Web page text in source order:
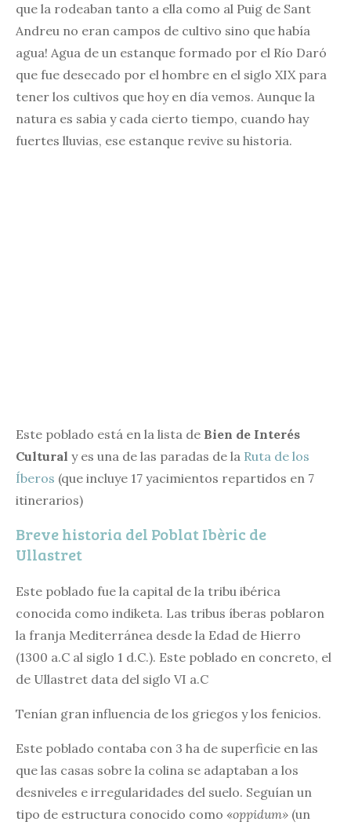
que la rodeaban tanto a ella como al Puig de Sant
Andreu no eran campos de cultivo sino que había
agua! Agua de un estanque formado por el Río Daró
que fue desecado por el hombre en el siglo XIX para
tener los cultivos que hoy en día vemos. Aunque la
natura es sabia y cada cierto tiempo, cuando hay
fuertes lluvias, ese estanque revive su historia.
Este poblado está en la lista de Bien de Interés
Cultural y es una de las paradas de la Ruta de los
Íberos (que incluye 17 yacimientos repartidos en 7
itinerarios)
Breve historia del Poblat Ibèric de
Ullastret
Este poblado fue la capital de la tribu ibérica
conocida como indiketa. Las tribus íberas poblaron
la franja Mediterránea desde la Edad de Hierro
(1300 a.C al siglo 1 d.C.). Este poblado en concreto, el
de Ullastret data del siglo VI a.C
Tenían gran influencia de los griegos y los fenicios.
Este poblado contaba con 3 ha de superficie en las
que las casas sobre la colina se adaptaban a los
desniveles e irregularidades del suelo. Seguían un
tipo de estructura conocido como «oppidum» (un